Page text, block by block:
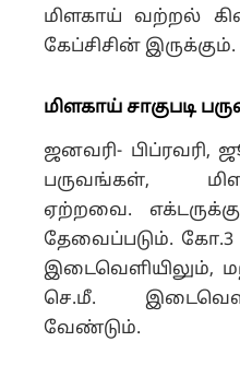
மிளகாய் வற்றல்
கேப்சிசின் இருக்கும்.
மிளகாய் சாகுபடி
ஜனவரி- பிப்ரவரி,
பருவங்கள்,
ஏற்றவை.
தேவைப்படும். கோ.3
இடைவெளியிலும்,
செ.மீ.
வேண்டும்.